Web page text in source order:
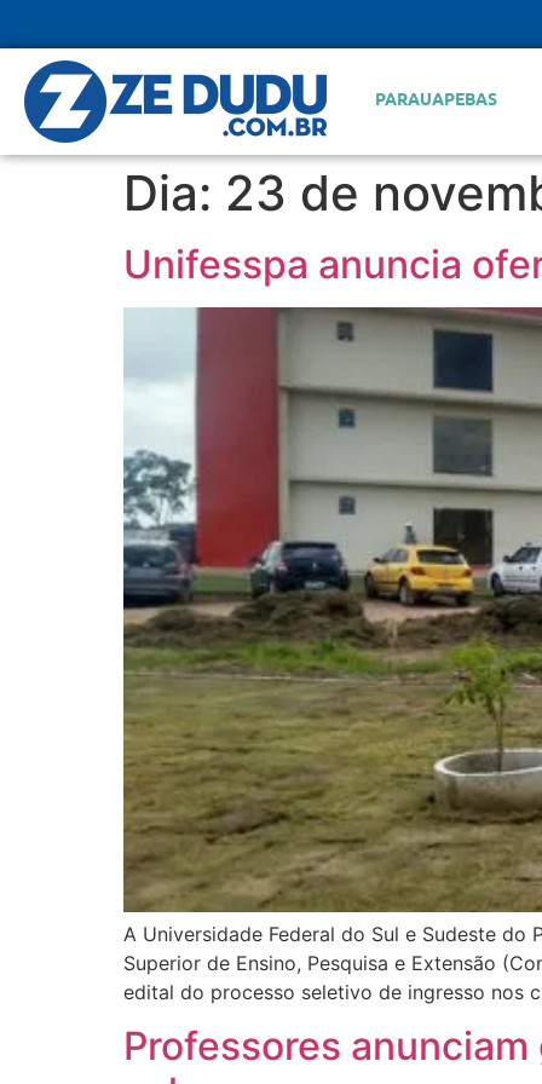
PARAUAPEBAS
Dia: 23 de
Unifesspa anuncia
A Universidade Federal do Sul e Sudeste do
Superior de Ensino, Pesquisa e Extensão
edital do processo seletivo de ingresso nos
Professores